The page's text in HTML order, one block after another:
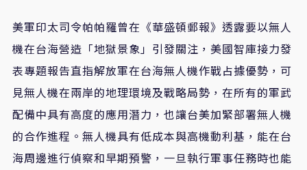
美軍印太司令帕帕羅曾在《華盛頓郵報》透露要以無人
機在台海營造「地獄景象」引發關注，美國智庫接力發
表專題報告直指解放軍在台海無人機作戰占據優勢，可
見無人機在兩岸的地理環境及戰略局勢，在所有的軍武
配備中具有高度的應用潛力，也讓台美加緊部署無人機
的合作進程。無人機具有低成本與高機動利基，能在台
海周邊進行偵察和早期預警，一旦執行軍事任務時也能